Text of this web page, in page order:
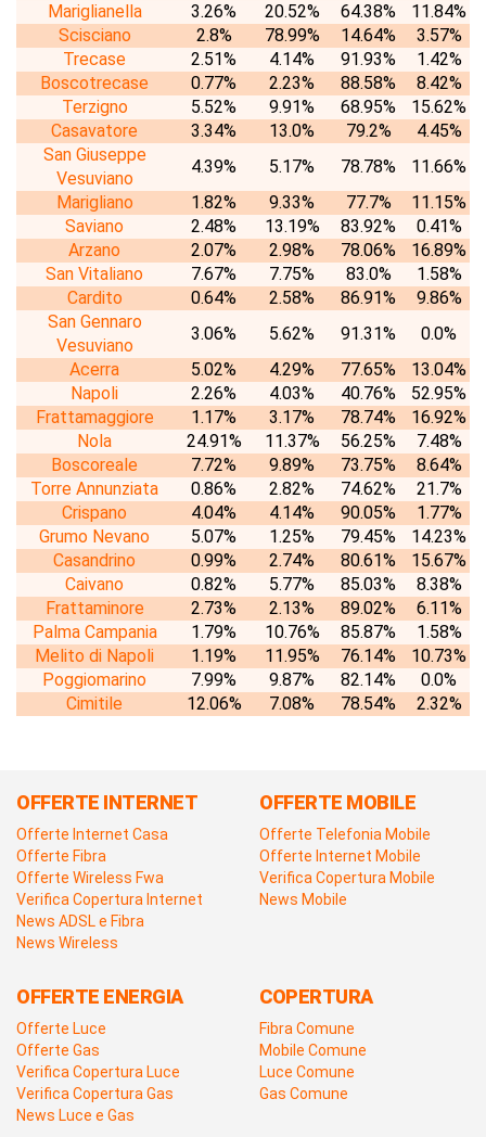
Mariglianella
3.26% 20.52% 64.38%
11.84%
Scisciano
2.8% 78.99% 14.64%
3.57%
Trecase
2.51% 4.14% 91.93%
1.42%
Boscotrecase
0.77% 2.23% 88.58%
8.42%
Terzigno
5.52% 9.91% 68.95%
15.62%
Casavatore
3.34% 13.0% 79.2%
4.45%
San Giuseppe
Vesuviano
4.39% 5.17% 78.78%
11.66%
Marigliano
1.82% 9.33% 77.7%
11.15%
Saviano
2.48% 13.19% 83.92%
0.41%
Arzano
2.07% 2.98% 78.06%
16.89%
San Vitaliano
7.67% 7.75% 83.0%
1.58%
Cardito
0.64% 2.58% 86.91%
9.86%
San Gennaro
Vesuviano
3.06% 5.62% 91.31%
0.0%
Acerra
5.02% 4.29% 77.65%
13.04%
Napoli
2.26% 4.03% 40.76%
52.95%
Frattamaggiore
1.17% 3.17% 78.74%
16.92%
Nola
24.91% 11.37% 56.25%
7.48%
Boscoreale
7.72% 9.89% 73.75%
8.64%
Torre Annunziata
0.86% 2.82% 74.62%
21.7%
Crispano
4.04% 4.14% 90.05%
1.77%
Grumo Nevano
5.07% 1.25% 79.45%
14.23%
Casandrino
0.99% 2.74% 80.61%
15.67%
Caivano
0.82% 5.77% 85.03%
8.38%
Frattaminore
2.73% 2.13% 89.02%
6.11%
Palma Campania
1.79% 10.76% 85.87%
1.58%
Melito di Napoli
1.19% 11.95% 76.14%
10.73%
Poggiomarino
7.99% 9.87% 82.14%
0.0%
Cimitile
12.06% 7.08% 78.54% 2.32%
OFFERTE INTERNET
Offerte Internet Casa
Offerte Fibra
Offerte Wireless Fwa
Verifica Copertura Internet
News ADSL e Fibra
News Wireless
OFFERTE MOBILE
Offerte Telefonia Mobile
Offerte Internet Mobile
Verifica Copertura Mobile
News Mobile
OFFERTE ENERGIA
Offerte Luce
Offerte Gas
Verifica Copertura Luce
Verifica Copertura Gas
News Luce e Gas
COPERTURA
Fibra Comune
Mobile Comune
Luce Comune
Gas Comune